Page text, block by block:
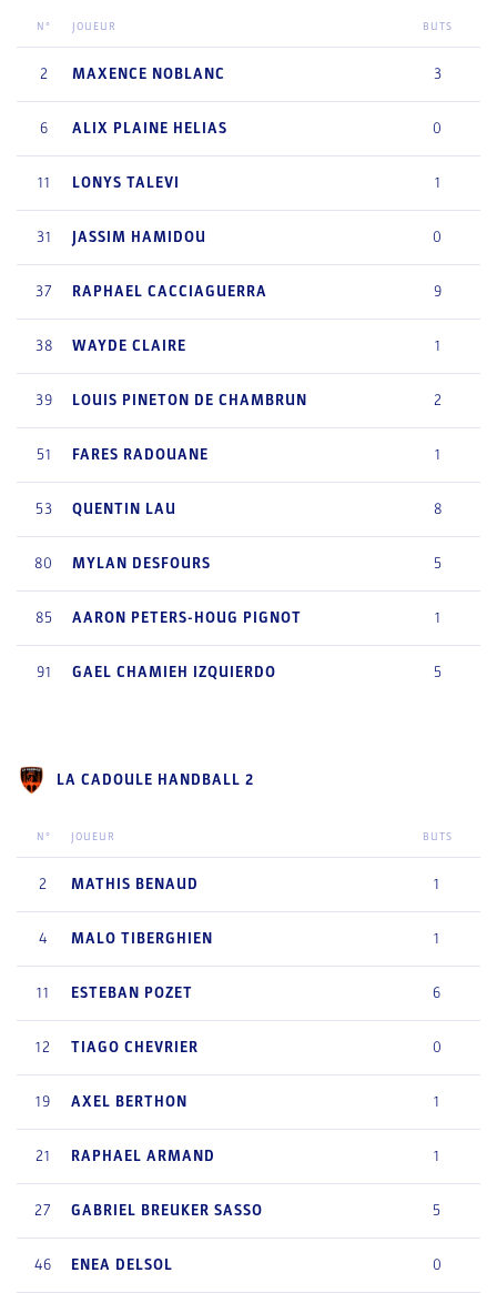
N° JOUEUR BUTS
2 MAXENCE NOBLANC 3
6 ALIX PLAINE HELIAS 0
11 LONYS TALEVI 1
31 JASSIM HAMIDOU 0
37 RAPHAEL CACCIAGUERRA 9
38 WAYDE CLAIRE 1
39 LOUIS PINETON DE CHAMBRUN 2
51 FARES RADOUANE 1
53 QUENTIN LAU 8
80 MYLAN DESFOURS 5
85 AARON PETERS-HOUG PIGNOT 1
91 GAEL CHAMIEH IZQUIERDO 5
LA CADOULE HANDBALL 2
N° JOUEUR BUTS
2 MATHIS BENAUD 1
4 MALO TIBERGHIEN 1
11 ESTEBAN POZET 6
12 TIAGO CHEVRIER 0
19 AXEL BERTHON 1
21 RAPHAEL ARMAND 1
27 GABRIEL BREUKER SASSO 5
46 ENEA DELSOL 0